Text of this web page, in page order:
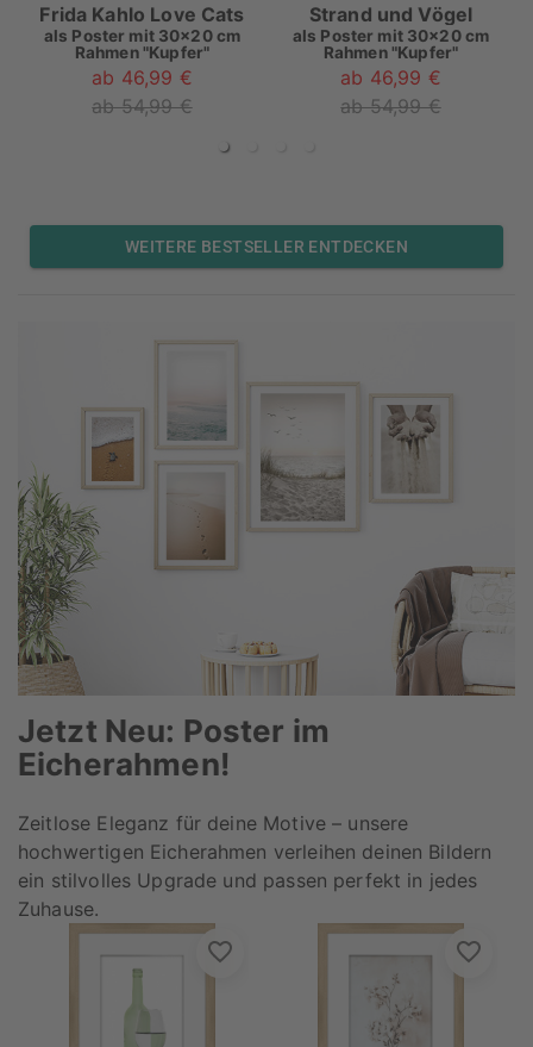
Frida Kahlo Love Cats
als Poster mit 30x20 cm
Rahmen "Kupfer"
ab 46,99 €
ab 54,99 €
Strand und Vögel
als Poster mit 30x20 cm
Rahmen "Kupfer"
ab 46,99 €
ab 54,99 €
WEITERE BESTSELLER ENTDECKEN
Jetzt Neu: Poster im
Eicherahmen!
Zeitlose Eleganz für deine Motive – unsere
hochwertigen Eicherahmen verleihen deinen Bildern
ein stilvolles Upgrade und passen perfekt in jedes
Zuhause.